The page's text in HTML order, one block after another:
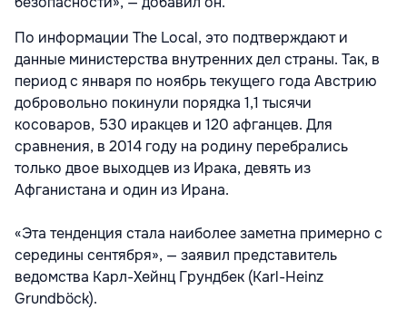
По информации The Local, это подтверждают и
данные министерства внутренних дел страны. Так, в
период с января по ноябрь текущего года Австрию
добровольно покинули порядка 1,1 тысячи
косоваров, 530 иракцев и 120 афганцев. Для
сравнения, в 2014 году на родину перебрались
только двое выходцев из Ирака, девять из
Афганистана и один из Ирана.
«Эта тенденция стала наиболее заметна примерно с
середины сентября», — заявил представитель
ведомства Карл-Хейнц Грундбек (Karl-Heinz
Grundböck).